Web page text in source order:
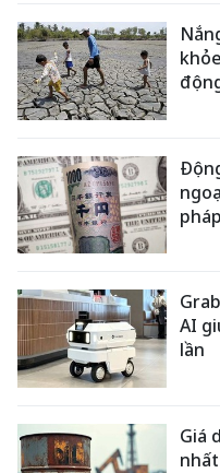
AI
lần
Giá